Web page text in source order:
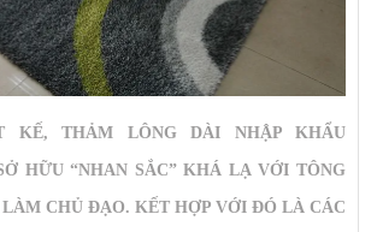
KẾ, THẢM LÔNG DÀI NHẬP KHẨU
HỮU “NHAN SẮC” KHÁ LẠ VỚI TÔNG
CHỦ ĐẠO. KẾT HỢP VỚI ĐÓ LÀ CÁC